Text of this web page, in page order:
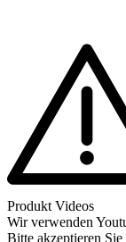
Produkt Videos
Wir verwenden
Bitte akzeptieren